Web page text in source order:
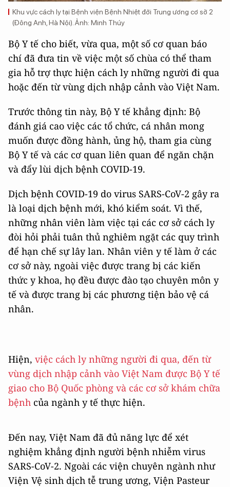
Khu vực cách ly tại Bệnh viện Bệnh Nhiệt đới Trung ương cơ sở 2
(Đông Anh, Hà Nội). Ảnh: Minh Thúy
Bộ Y tế cho biết, vừa qua, một số cơ quan báo
chí đã đưa tin về việc một số chùa có thể tham
gia hỗ trợ thực hiện cách ly những người đi qua
hoặc đến từ vùng dịch nhập cảnh vào Việt Nam.
Trước thông tin này, Bộ Y tế khẳng định: Bộ
đánh giá cao việc các tổ chức, cá nhân mong
muốn được đồng hành, ủng hộ, tham gia cùng
Bộ Y tế và các cơ quan liên quan để ngăn chặn
và đẩy lùi dịch bệnh COVID-19.
Dịch bệnh COVID-19 do virus SARS-CoV-2 gây ra
là loại dịch bệnh mới, khó kiểm soát. Vì thế,
những nhân viên làm việc tại các cơ sở cách ly
đòi hỏi phải tuân thủ nghiêm ngặt các quy trình
để hạn chế sự lây lan. Nhân viên y tế làm ở các
cơ sở này, ngoài việc được trang bị các kiến
thức y khoa, họ đều được đào tạo chuyên môn y
tế và được trang bị các phương tiện bảo vệ cá
nhân.
Hiện, việc cách ly những người đi qua, đến từ
vùng dịch nhập cảnh vào Việt Nam được Bộ Y tế
giao cho Bộ Quốc phòng và các cơ sở khám chữa
bệnh của ngành y tế thực hiện.
Đến nay, Việt Nam đã đủ năng lực để xét
nghiệm khẳng định người bệnh nhiễm virus
SARS-CoV-2. Ngoài các viện chuyên ngành như
Viện Vệ sinh dịch tễ trung ương, Viện Pasteur